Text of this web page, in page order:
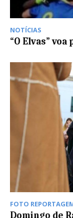
NOTÍCIAS
“O Elvas”
FOTO
Domingo de